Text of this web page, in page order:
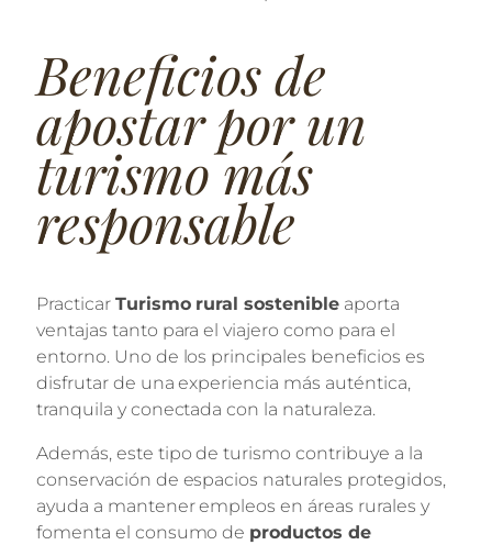
Beneficios de
apostar por un
turismo más
responsable
Practicar Turismo rural sostenibleaporta
ventajas tanto para el viajero como para el
entorno. Uno de los principales beneficios es
disfrutar de una experiencia más auténtica,
tranquila y conectada con la naturaleza.
Además, este tipo de turismo contribuye a la
conservación de espacios naturales protegidos,
ayuda a mantener empleos en áreas rurales y
fomenta el consumo de productos de